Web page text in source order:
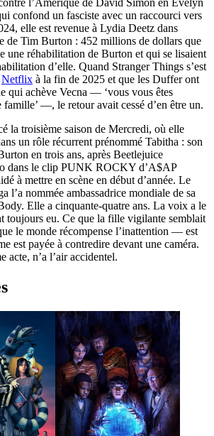
l’Amérique de David Simon en Evelyn
confond un fasciste avec un raccourci vers
elle est revenue à Lydia Deetz dans
de Tim Burton : 452 millions de dollars que
une réhabilitation de Burton et qui se lisaient
d’elle. Quand Stranger Things s’est
Netflix à la fin de 2025 et que les Duffer ont
qui achève Vecna — ‘vous vous êtes
famille’ —, le retour avait cessé d’en être un.
la troisième saison de Mercredi, où elle
un rôle récurrent prénommé Tabitha : son
en trois ans, après Beetlejuice
dans le clip PUNK ROCKY d’A$AP
à mettre en scène en début d’année. Le
l’a nommée ambassadrice mondiale de sa
Elle a cinquante-quatre ans. La voix a le
toujours eu. Ce que la fille vigilante semblait
le monde récompense l’inattention — est
est payée à contredire devant une caméra.
acte, n’a l’air accidentel.